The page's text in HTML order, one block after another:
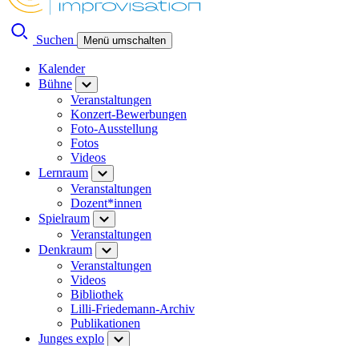
Suchen Menü umschalten
Kalender
Bühne
Veranstaltungen
Konzert-Bewerbungen
Foto-Ausstellung
Fotos
Videos
Lernraum
Veranstaltungen
Dozent*innen
Spielraum
Veranstaltungen
Denkraum
Veranstaltungen
Videos
Bibliothek
Lilli-Friedemann-Archiv
Publikationen
Junges explo